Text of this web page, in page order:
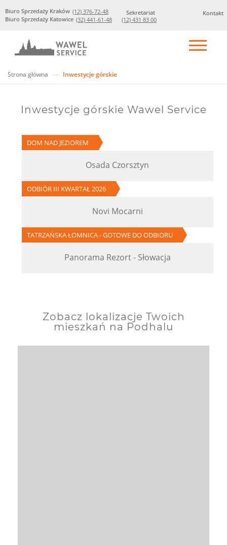
Kontakt
Biuro Sprzedaży Kraków (12) 376-72-48
Biuro Sprzedaży Katowice (32) 441-61-48
Sekretariat
(12) 431 83 00
Strona główna Inwestycje górskie
Inwestycje górskie Wawel Service
DOM NAD JEZIOREM
Osada Czorsztyn
ODBIÓR III KWARTAŁ 2026
Novi Mocarni
TATRZAŃSKA ŁOMNICA - GOTOWE DO ODBIORU
Panorama Rezort - Słowacja
Zobacz lokalizacje Twoich
mieszkań na Podhalu